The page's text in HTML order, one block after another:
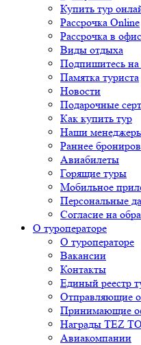
Купить тур
Рассрочка Online
Рассрочка в
Виды отдыха
Подпишитесь на
Памятка туриста
Новости
Подарочные
Как купить тур
Наши
Раннее
Авиабилеты
Горящие туры
Мобильное
Персональные
Согласие на
О туроператоре
О туроператоре
Вакансии
Контакты
Единый реестр
Отправляющие
Принимающие
Награды TEZ
Авиакомпании